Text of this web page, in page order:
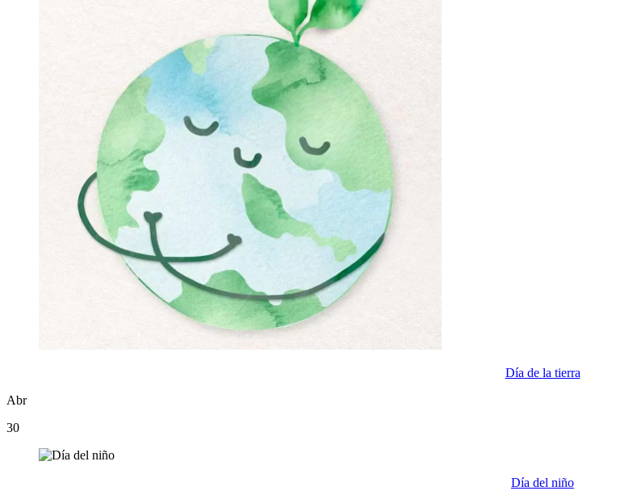
Día de la tierra
Abr
30
Día del niño